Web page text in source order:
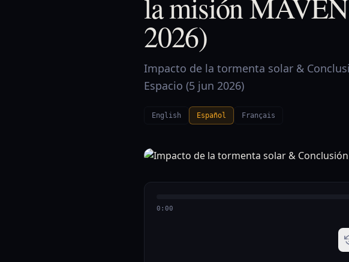
2026)
Impacto de la tormenta solar &
Espacio (5 jun 2026)
English Español Français
0:00